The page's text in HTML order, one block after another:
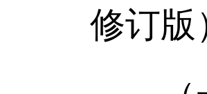
修订版